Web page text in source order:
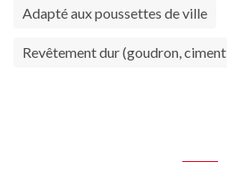
Adapté aux poussettes de ville
Revêtement dur (goudron,